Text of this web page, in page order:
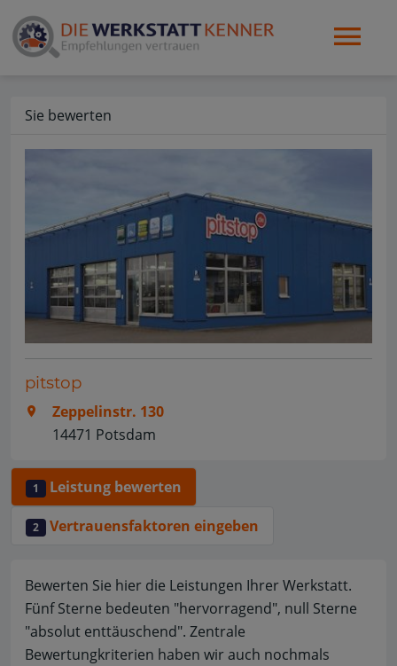
Sie bewerten
pitstop
Zeppelinstr. 130
14471 Potsdam
1 Leistung bewerten
2 Vertrauensfaktoren eingeben
Bewerten Sie hier die Leistungen Ihrer Werkstatt.
Fünf Sterne bedeuten "hervorragend", null Sterne
"absolut enttäuschend". Zentrale
Bewertungkriterien haben wir auch nochmals